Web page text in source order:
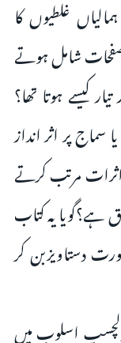
غلطیوں کا
صفحات شامل ہوتے
کیسے ہوتا تھا؟
پر اثر انداز
مرتب کرتے
ہے؟گویا یہ کتاب
دستاویزبن کر
اسلوب میں